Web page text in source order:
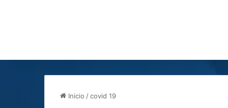
Inicio /covid 19